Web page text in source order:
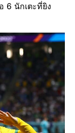
6 นักเตะที่ยิง